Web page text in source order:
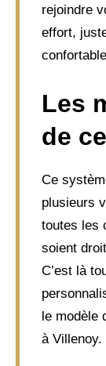
rejoindre
effort,
Les
de
Ce
plusieurs
toutes les
soient
C’est là
le modèle
à Villenoy.